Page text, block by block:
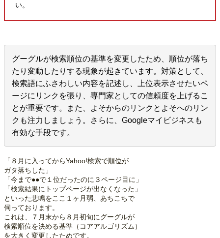
い。
グーグルが検索順位の基準を変更したため、順位が落ち
たり変動したりする現象が起きています。対策として、
検索語にふさわしい内容を記述し、上位表示させたいペ
ージにリンクを張り、専門家としての信頼度を上げるこ
とが重要です。また、よそからのリンクとよそへのリン
クも注力しましょう。さらに、Googleマイビジネスも
有効な手段です。
「８月に入ってからYahoo!検索で順位が
ガタ落ちした」
「今まで●●で１位だったのに３ページ目に」
「検索結果にトップページが出なくなった」
といった悲鳴をここ１ヶ月弱、あちこちで
伺っております。
これは、７月末から８月初旬にグーグルが
検索順位を決める基準（コアアルゴリズム）
を大きく変更したためです。